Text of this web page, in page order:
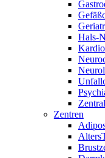
Hals-
Zentren